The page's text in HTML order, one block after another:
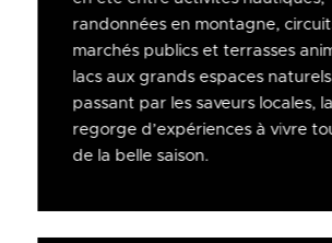
randonnées en montagne,
marchés publics et terrasses
lacs aux grands espaces
passant par les saveurs locales,
regorge d’expériences à vivre
de la belle saison.